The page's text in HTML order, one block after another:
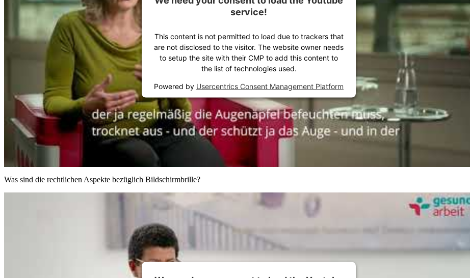
service!
This content is not permitted to load due to trackers that
are not disclosed to the visitor. The website owner needs
to setup the site with their CMP to add this content to
the list of technologies used.
Powered by Usercentrics Consent Management Platform
Was sind die rechtlichen Aspekte bezüglich Bildschirmbrille?